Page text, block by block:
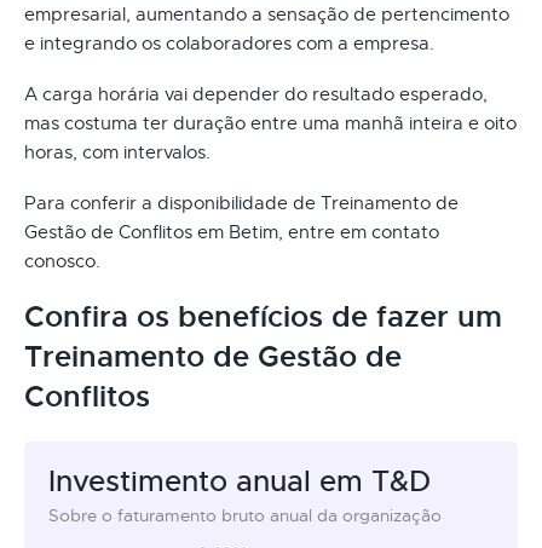
empresarial, aumentando a sensação de pertencimento
e integrando os colaboradores com a empresa.
A carga horária vai depender do resultado esperado,
mas costuma ter duração entre uma manhã inteira e oito
horas, com intervalos.
Para conferir a disponibilidade de Treinamento de
Gestão de Conflitos em Betim, entre em contato
conosco.
Confira os benefícios de fazer um
Treinamento de Gestão de
Conflitos
Investimento anual em T&D
Sobre o faturamento bruto anual da organização